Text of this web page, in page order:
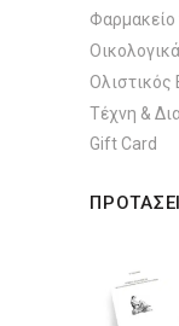
Οικολογικά
Ολιστικός
Τέχνη &
Gift Card